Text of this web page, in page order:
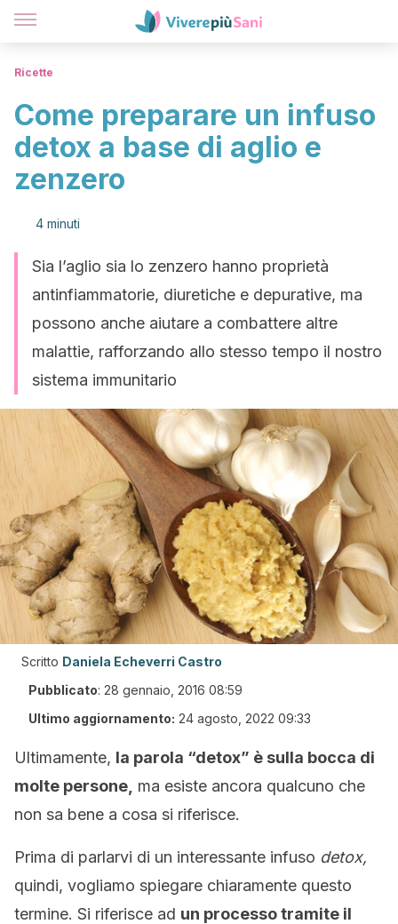
Ricette
Come preparare un infuso
detox a base di aglio e
zenzero
4 minuti
Sia l’aglio sia lo zenzero hanno proprietà
antinfiammatorie, diuretiche e depurative, ma
possono anche aiutare a combattere altre
malattie, rafforzando allo stesso tempo il nostro
sistema immunitario
Scritto Daniela Echeverri Castro
Pubblicato: 28 gennaio, 2016 08:59
Ultimo aggiornamento: 24 agosto, 2022 09:33
Ultimamente, la parola “detox” è sulla bocca di
molte persone, ma esiste ancora qualcuno che
non sa bene a cosa si riferisce.
Prima di parlarvi di un interessante infuso detox,
quindi, vogliamo spiegare chiaramente questo
termine. Si riferisce ad un processo tramite il